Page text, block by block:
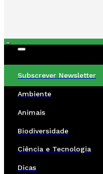
Subscrever Newsletter
Ambiente
Animais
Biodiversidade
Ciência e Tecnologia
Dicas